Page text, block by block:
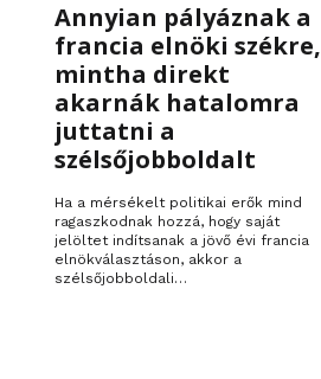
Annyian pályáznak a
francia elnöki székre,
mintha direkt
akarnák hatalomra
juttatni a
szélsőjobboldalt
Ha a mérsékelt politikai erők mind
ragaszkodnak hozzá, hogy saját
jelöltet indítsanak a jövő évi francia
elnökválasztáson, akkor a
szélsőjobboldali…